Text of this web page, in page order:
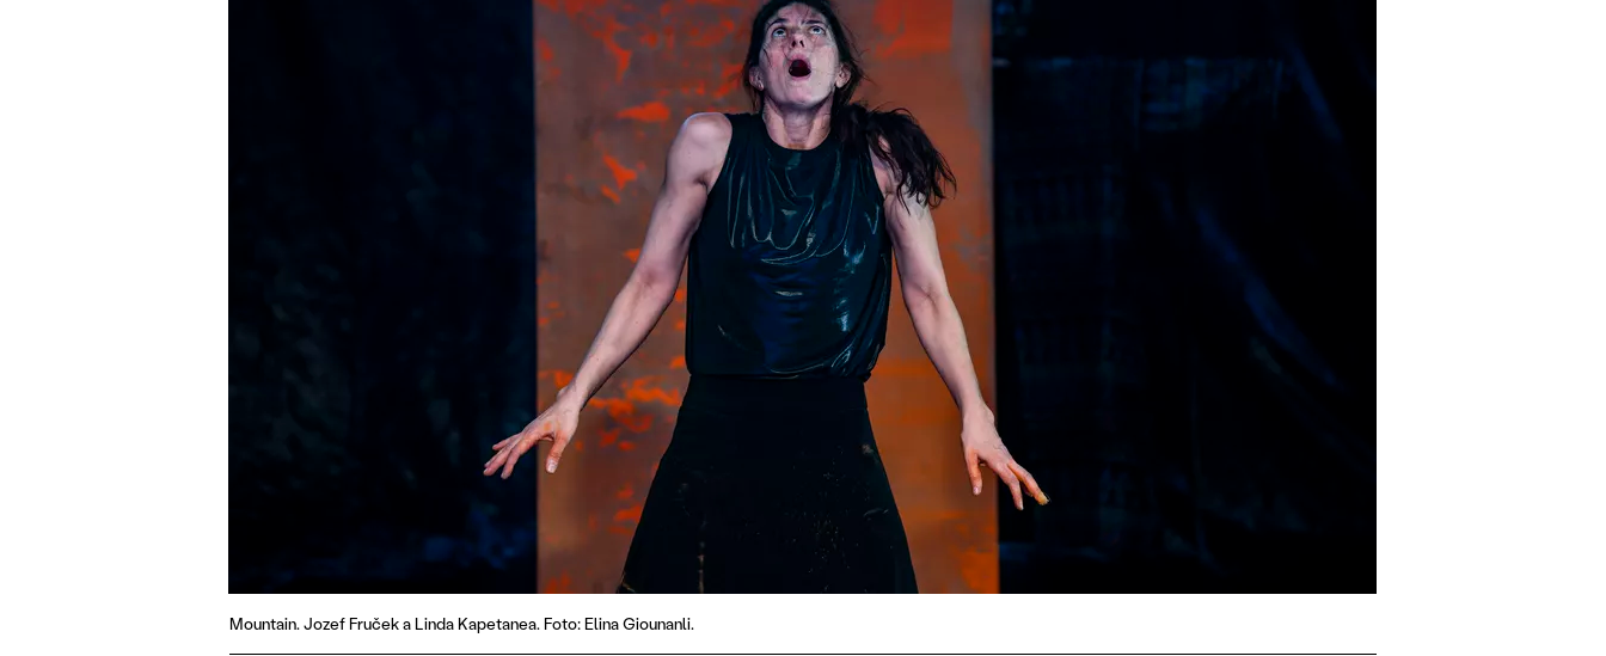
Mountain. Jozef Fruček a Linda Kapetanea. Foto: Elina Giounanli.